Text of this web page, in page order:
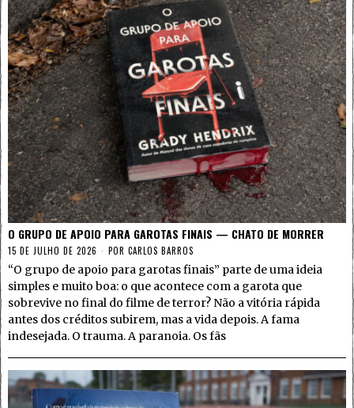
O GRUPO DE APOIO PARA GAROTAS FINAIS — CHATO DE MORRER
15 DE JULHO DE 2026 POR CARLOS BARROS
“O grupo de apoio para garotas finais” parte de uma ideia
simples e muito boa: o que acontece com a garota que
sobrevive no final do filme de terror? Não a vitória rápida
antes dos créditos subirem, mas a vida depois. A fama
indesejada. O trauma. A paranoia. Os fãs